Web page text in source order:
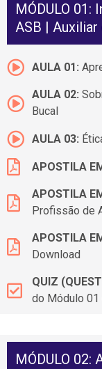
MÓDULO 01:
ASB | Auxiliar
AULA 01:
AULA 02:
Bucal
AULA 03:
APOSTILA
APOSTILA
Profissão de
APOSTILA
Download
QUIZ
do Módulo
MÓDULO 02: